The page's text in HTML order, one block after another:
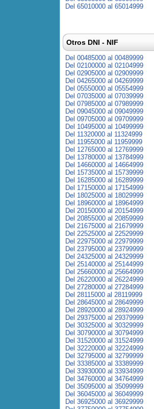
Del 65010000 al 65014999
Otros DNI - NIF
Del 00485000 al 00489999
Del 02100000 al 02104999
Del 02905000 al 02909999
Del 04265000 al 04269999
Del 05550000 al 05554999
Del 07035000 al 07039999
Del 07985000 al 07989999
Del 09045000 al 09049999
Del 09705000 al 09709999
Del 10495000 al 10499999
Del 11320000 al 11324999
Del 11955000 al 11959999
Del 12765000 al 12769999
Del 13780000 al 13784999
Del 14660000 al 14664999
Del 15735000 al 15739999
Del 16285000 al 16289999
Del 17150000 al 17154999
Del 18025000 al 18029999
Del 18960000 al 18964999
Del 20150000 al 20154999
Del 20855000 al 20859999
Del 21675000 al 21679999
Del 22525000 al 22529999
Del 22975000 al 22979999
Del 23795000 al 23799999
Del 24325000 al 24329999
Del 25140000 al 25144999
Del 25660000 al 25664999
Del 26220000 al 26224999
Del 27280000 al 27284999
Del 28115000 al 28119999
Del 28645000 al 28649999
Del 28920000 al 28924999
Del 29375000 al 29379999
Del 30325000 al 30329999
Del 30790000 al 30794999
Del 31520000 al 31524999
Del 32220000 al 32224999
Del 32795000 al 32799999
Del 33385000 al 33389999
Del 33930000 al 33934999
Del 34760000 al 34764999
Del 35095000 al 35099999
Del 36045000 al 36049999
Del 36925000 al 36929999